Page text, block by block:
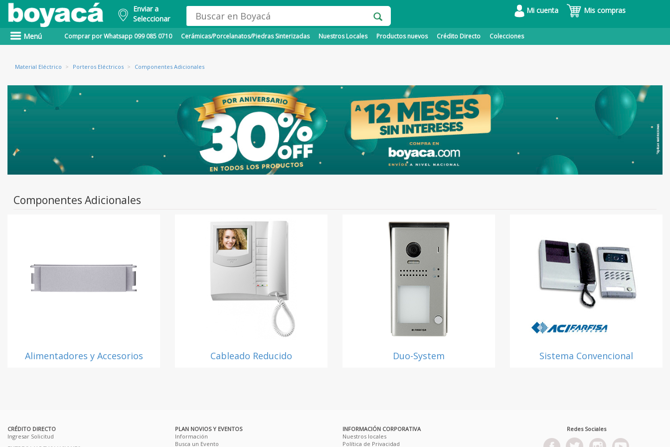
Enviar a
Seleccionar
Mi cuenta Mis compras
Menú Comprar por Whatsapp 099 085 0710 Cerámicas/Porcelanatos/Piedras Sinterizadas Nuestros Locales Productos nuevos Crédito Directo Colecciones
Material Eléctrico > Porteros Eléctricos > Componentes Adicionales
Componentes Adicionales
Alimentadores y Accesorios Cableado Reducido Duo-System Sistema Convencional
CRÉDITO DIRECTO
Ingresar Solicitud
PLAN NOVIOS Y EVENTOS
Información
Busca un Evento
INFORMACIÓN CORPORATIVA
Nuestros locales
Política de Privacidad
Redes Sociales